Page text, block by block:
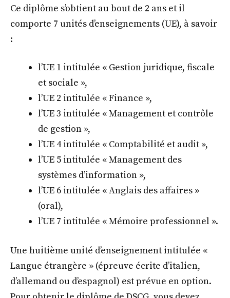
Ce diplôme s’obtient au bout de 2 ans et il
comporte 7 unités d’enseignements (UE), à savoir
:
l’UE 1 intitulée « Gestion juridique, fiscale
et sociale »,
l’UE 2 intitulée « Finance »,
l’UE 3 intitulée « Management et contrôle
de gestion »,
l’UE 4 intitulée « Comptabilité et audit »,
l’UE 5 intitulée « Management des
systèmes d’information »,
l’UE 6 intitulée « Anglais des affaires »
(oral),
l’UE 7 intitulée « Mémoire professionnel ».
Une huitième unité d’enseignement intitulée «
Langue étrangère » (épreuve écrite d’italien,
d’allemand ou d’espagnol) est prévue en option.